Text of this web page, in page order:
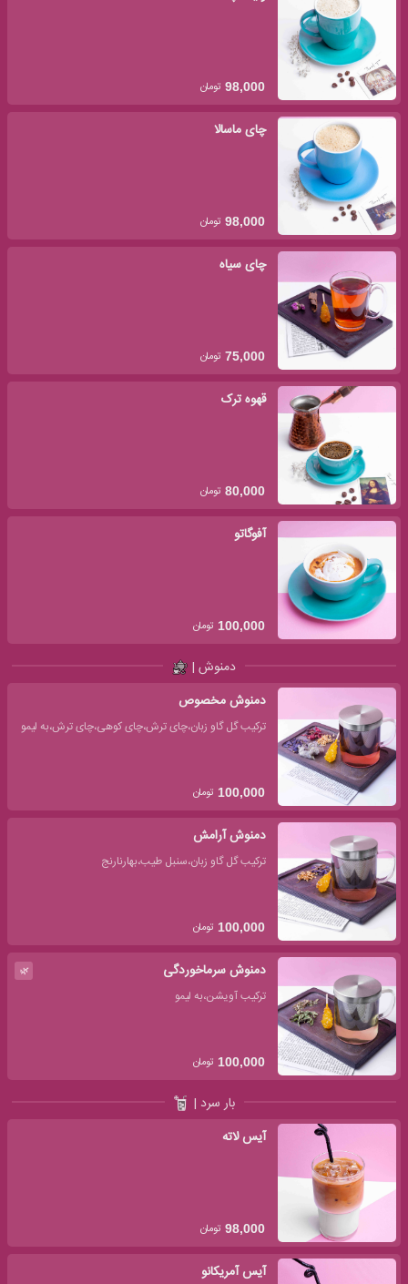
98,000 تومان
چای ماسالا
98,000 تومان
چای سیاه
75,000 تومان
قهوه ترک
80,000 تومان
آفوگاتو
100,000 تومان
دمنوش |
دمنوش مخصوص
ترکیب گل گاو زبان،چای ترش،چای کوهی،چای ترش،به لیمو
100,000 تومان
دمنوش آرامش
ترکیب گل گاو زبان،سنبل طیب،بهارنارنج
100,000 تومان
🌿 دمنوش سرماخوردگی
ترکیب آویشن،به لیمو
100,000 تومان
بار سرد |
آیس لاته
98,000 تومان
آیس آمریکانو